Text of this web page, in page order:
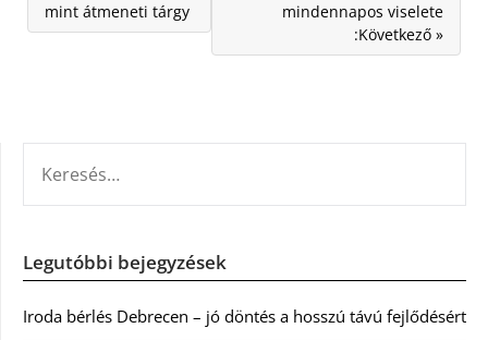
mint átmeneti tárgy
mindennapos viselete
:Következő »
Legutóbbi bejegyzések
Iroda bérlés Debrecen – jó döntés a hosszú távú fejlődésért